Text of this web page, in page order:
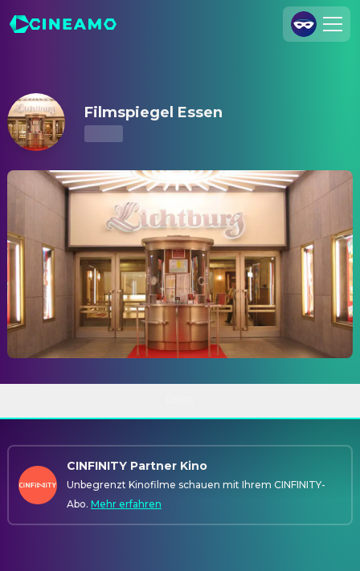
Impressum
Datenschutzeinstellungen
Filmspiegel Essen
CINFINITY Partner Kino
Unbegrenzt Kinofilme schauen mit Ihrem CINFINITY-
Abo. Mehr erfahren